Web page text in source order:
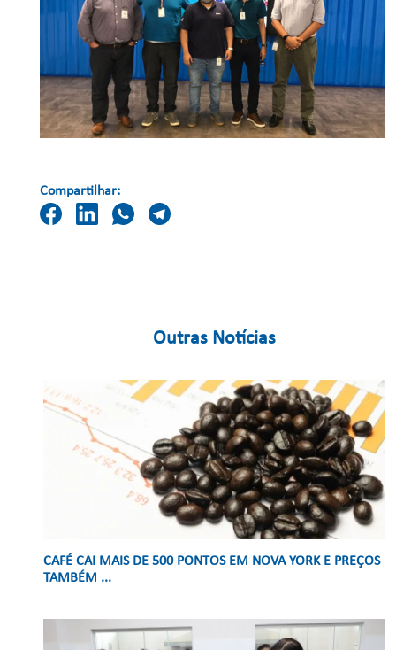
Compartilhar:
Outras Notícias
CAFÉ CAI MAIS DE 500 PONTOS EM NOVA YORK E PREÇOS
TAMBÉM ...